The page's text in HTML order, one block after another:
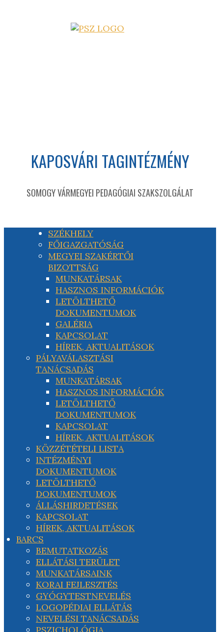
KAPOSVÁRI TAGINTÉZMÉNY
SOMOGY VÁRMEGYEI PEDAGÓGIAI SZAKSZOLGÁLAT
SZÉKHELY
FŐIGAZGATÓSÁG
MEGYEI SZAKÉRTŐI
BIZOTTSÁG
MUNKATÁRSAK
HASZNOS INFORMÁCIÓK
LETÖLTHETŐ
DOKUMENTUMOK
GALÉRIA
KAPCSOLAT
HÍREK, AKTUALITÁSOK
PÁLYAVÁLASZTÁSI
TANÁCSADÁS
MUNKATÁRSAK
HASZNOS INFORMÁCIÓK
LETÖLTHETŐ
DOKUMENTUMOK
KAPCSOLAT
HÍREK, AKTUALITÁSOK
KÖZZÉTÉTELI LISTA
INTÉZMÉNYI
DOKUMENTUMOK
LETÖLTHETŐ
DOKUMENTUMOK
ÁLLÁSHIRDETÉSEK
KAPCSOLAT
HÍREK, AKTUALITÁSOK
BARCS
BEMUTATKOZÁS
ELLÁTÁSI TERÜLET
MUNKATÁRSAINK
KORAI FEJLESZTÉS
GYÓGYTESTNEVELÉS
LOGOPÉDIAI ELLÁTÁS
NEVELÉSI TANÁCSADÁS
PSZICHOLÓGIA